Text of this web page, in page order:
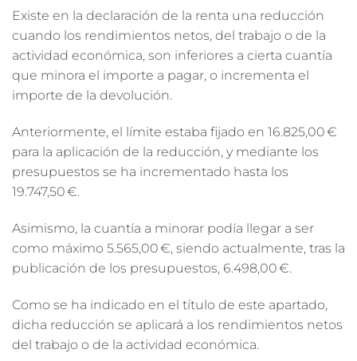
Existe en la declaración de la renta una reducción
cuando los rendimientos netos, del trabajo o de la
actividad económica, son inferiores a cierta cuantía
que minora el importe a pagar, o incrementa el
importe de la devolución.
Anteriormente, el límite estaba fijado en 16.825,00 €
para la aplicación de la reducción, y mediante los
presupuestos se ha incrementado hasta los
19.747,50 €.
Asimismo, la cuantía a minorar podía llegar a ser
como máximo 5.565,00 €, siendo actualmente, tras la
publicación de los presupuestos, 6.498,00 €.
Como se ha indicado en el título de este apartado,
dicha reducción se aplicará a los rendimientos netos
del trabajo o de la actividad económica.